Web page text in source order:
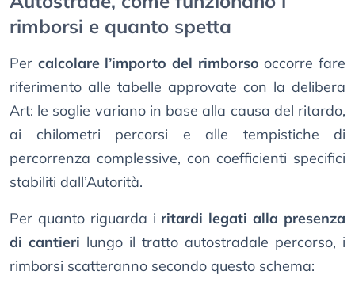
rimborsi e quanto spetta
Per calcolare l’importo del rimborso occorre fare
riferimento alle tabelle approvate con la delibera
Art: le soglie variano in base alla causa del ritardo,
ai chilometri percorsi e alle tempistiche di
percorrenza complessive, con coefficienti specifici
stabiliti dall’Autorità.
Per quanto riguarda i ritardi legati alla presenza
di cantieri lungo il tratto autostradale percorso, i
rimborsi scatteranno secondo questo schema: